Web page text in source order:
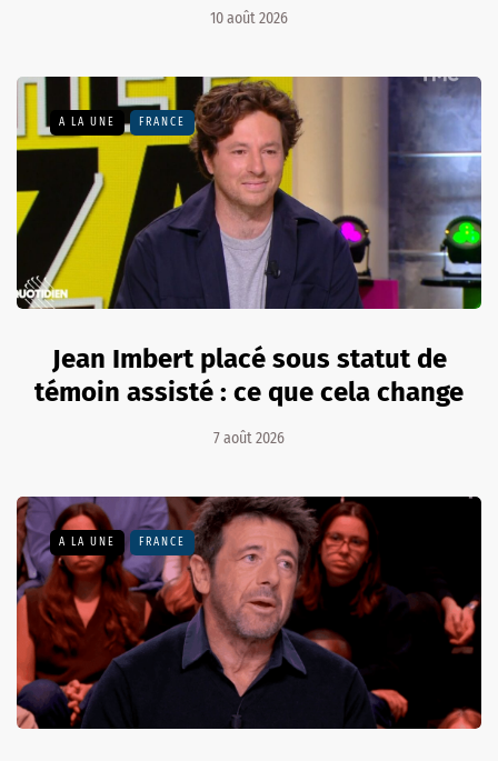
10 août 2026
A LA UNE FRANCE
Jean Imbert placé sous statut de
témoin assisté : ce que cela change
7 août 2026
A LA UNE FRANCE